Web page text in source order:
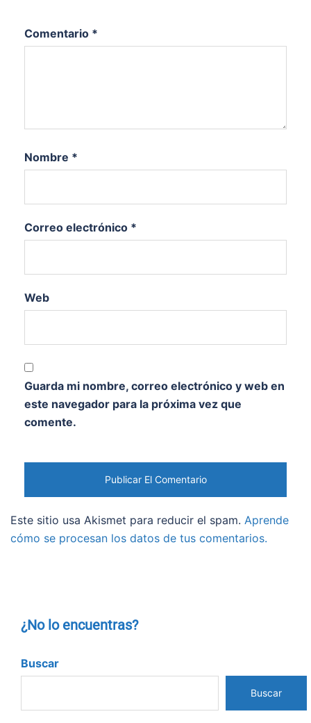
Comentario *
Nombre *
Correo electrónico *
Web
Guarda mi nombre, correo electrónico y web en
este navegador para la próxima vez que
comente.
Este sitio usa Akismet para reducir el spam. Aprende
cómo se procesan los datos de tus comentarios.
¿No lo encuentras?
Buscar
Buscar